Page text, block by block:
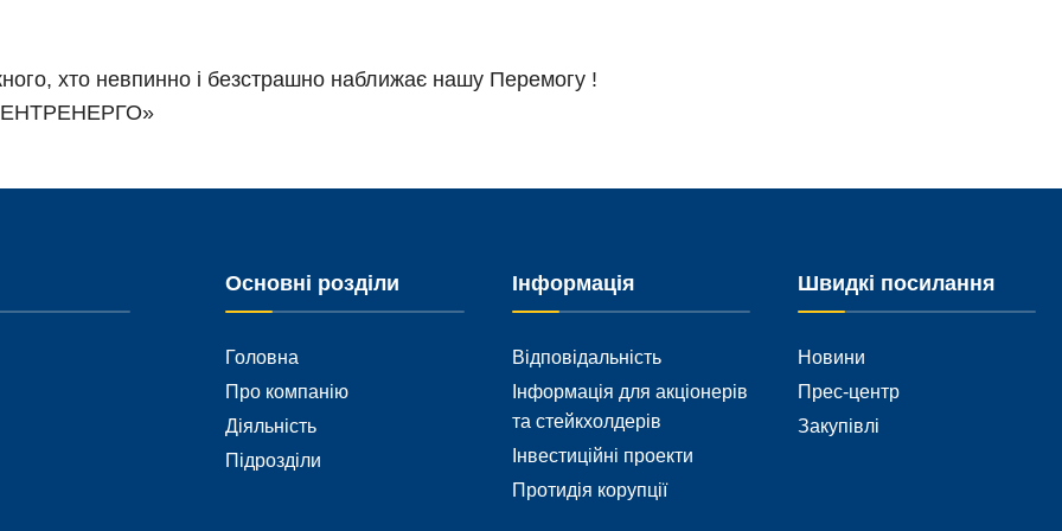
хто невпинно і безстрашно наближає нашу Перемогу !
Основні розділи
Головна
Про компанію
Діяльність
Підрозділи
Інформація
Відповідальність
Інформація для акціонерів
та стейкхолдерів
Інвестиційні проекти
Протидія корупції
Швидкі посилання
Новини
Прес-центр
Закупівлі